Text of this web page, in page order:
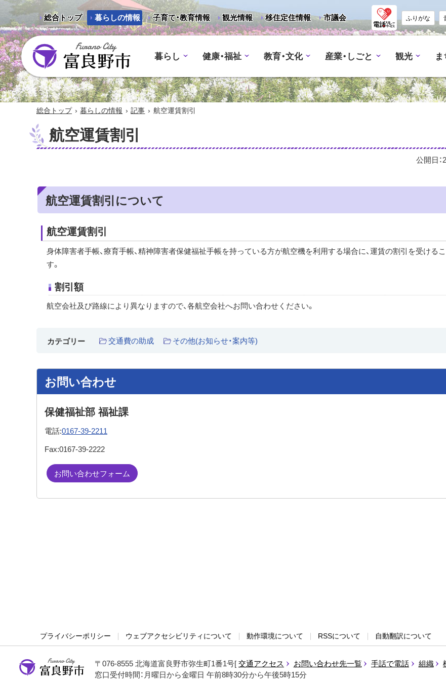
総合トップ 暮らしの情報 子育て・教育情報 観光情報 移住定住情報 市議会 ふりがな
富良野市 - Frano City
暮らし 健康・福祉 教育・文化 産業・しごと 観光 ま
総合トップ › 暮らしの情報 › 記事 › 航空運賃割引
航空運賃割引
公開日：
航空運賃割引について
航空運賃割引
身体障害者手帳、療育手帳、精神障害者保健福祉手帳を持っている方が航空機を利用する場合に、運賃の割引を受ける
す。
割引額
航空会社及び路線により異なりますので、各航空会社へお問い合わせください。
カテゴリー 交通費の助成 その他(お知らせ・案内等)
お問い合わせ
保健福祉部 福祉課
電話:0167-39-2211
Fax:0167-39-2222
お問い合わせフォーム
プライバシーポリシー ウェブアクセシビリティについて 動作環境について RSSについて 自動翻訳について
〒076-8555 北海道富良野市弥生町1番1号 交通アクセス お問い合わせ先一覧 手話で電話 組織
窓口受付時間：月曜日から金曜日 午前8時30分から午後5時15分